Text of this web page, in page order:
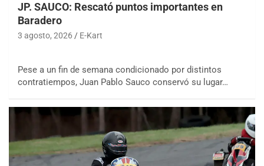
JP. SAUCO: Rescató puntos importantes en
Baradero
3 agosto, 2026 E-Kart
Pese a un fin de semana condicionado por distintos
contratiempos, Juan Pablo Sauco conservó su lugar…